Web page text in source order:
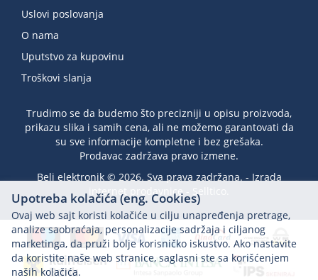
Uslovi poslovanja
O nama
Uputstvo za kupovinu
Troškovi slanja
Trudimo se da budemo što precizniji u opisu proizvoda,
prikazu slika i samih cena, ali ne možemo garantovati da
su sve informacije kompletne i bez grešaka.
Prodavac zadržava pravo izmene.
Beli elektronik © 2026. Sva prava zadržana. - Izrada
internet prodavnice
Selltico.
Upotreba kolačića (eng. Cookies)
Ovaj web sajt koristi kolačiće u cilju unapređenja pretrage,
analize saobraćaja, personalizacije sadržaja i ciljanog
marketinga, da pruži bolje korisničko iskustvo. Ako nastavite
da koristite naše web stranice, saglasni ste sa korišćenjem
naših kolačića.